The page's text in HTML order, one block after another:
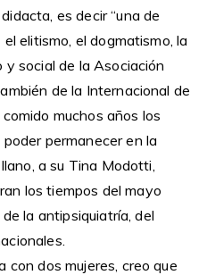
es decir “una de
elitismo, el dogmatismo, la
social de la Asociación
de la Internacional de
muchos años los
permanecer en la
a su Tina Modotti,
los tiempos del mayo
la antipsiquiatría, del
con dos mujeres, creo que